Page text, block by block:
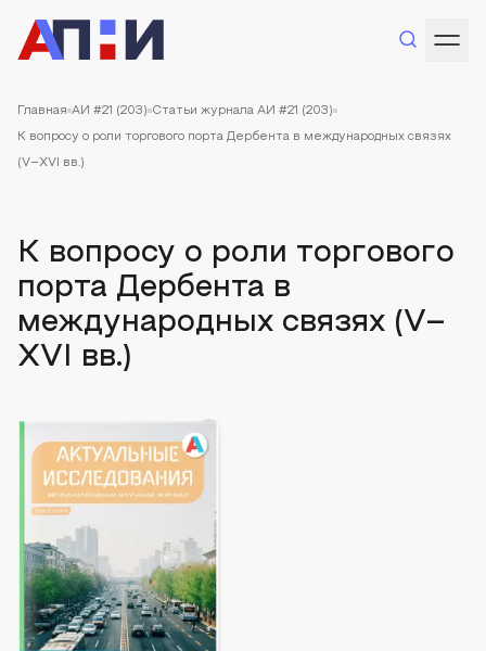
Главная АИ #21 (203) Статьи журнала АИ #21 (203)
К вопросу о роли торгового порта Дербента в международных связях
(V–XVI вв.)
К вопросу о роли торгового
порта Дербента в
международных связях (V–
XVI вв.)